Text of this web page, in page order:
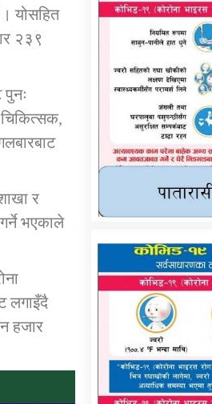
योसहित
२३९
र
भएकाले
लगाइँदै
हजार